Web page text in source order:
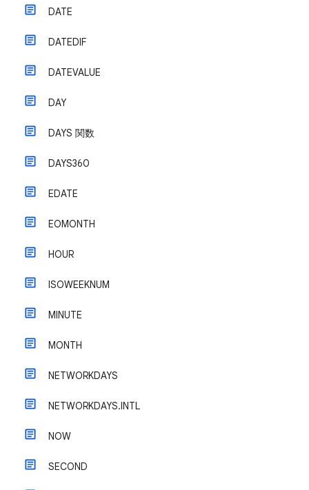
DATE
DATEDIF
DATEVALUE
DAY
DAYS 関数
DAYS360
EDATE
EOMONTH
HOUR
ISOWEEKNUM
MINUTE
MONTH
NETWORKDAYS
NETWORKDAYS.INTL
NOW
SECOND